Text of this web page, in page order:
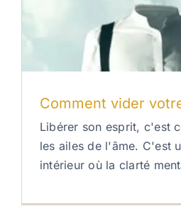
Comment vider
Libérer son esprit, c'est
les ailes de l'âme. C'est
intérieur où la clarté